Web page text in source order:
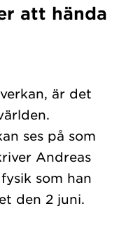
att hända
är det
ses på som
Andreas
som han